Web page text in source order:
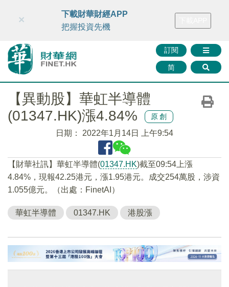
財華智庫網 FINTV FINMETA 財華證券 媒體矩陣
訂閱
简
×
下載財華財經APP
把握投資先機
【異動股】華虹半導體
(01347.HK)漲4.84%
原創
日期： 2022年1月14日 上午9:54
【財華社訊】華虹半導體(01347.HK)截至09:54上漲
4.84%，現報42.25港元，漲1.95港元。成交254萬股，涉資
1.055億元。（出處：FinetAI）
華虹半導體 01347.HK 港股漲